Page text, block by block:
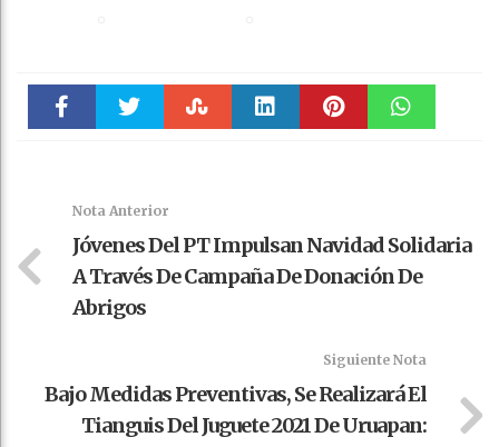
Nota Anterior
Jóvenes Del PT Impulsan Navidad Solidaria
A Través De Campaña De Donación De
Abrigos
Siguiente Nota
Bajo Medidas Preventivas, Se Realizará El
Tianguis Del Juguete 2021 De Uruapan: